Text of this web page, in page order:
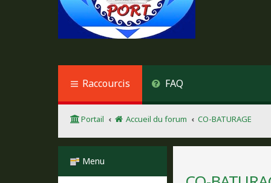
Raccourcis FAQ
Portail Accueil du forum CO-BATURAGE
Menu